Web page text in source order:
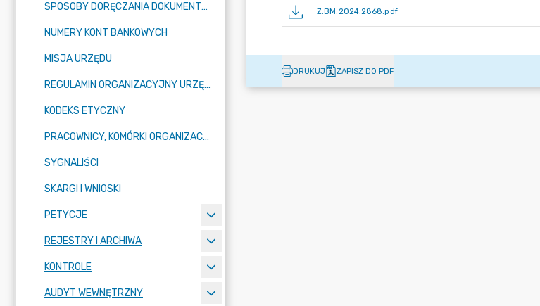
SPOSOBY DORĘCZANIA DOKUMENTÓW DO URZĘDU MIASTA RADZIONKÓW
NUMERY KONT BANKOWYCH
MISJA URZĘDU
REGULAMIN ORGANIZACYJNY URZĘDU
KODEKS ETYCZNY
PRACOWNICY, KOMÓRKI ORGANIZACYJNE URZĘDU
SYGNALIŚCI
SKARGI I WNIOSKI
PETYCJE
REJESTRY I ARCHIWA
KONTROLE
AUDYT WEWNĘTRZNY
Z.BM.2024.2868.pdf
DRUKUJ ZAPISZ DO PDF